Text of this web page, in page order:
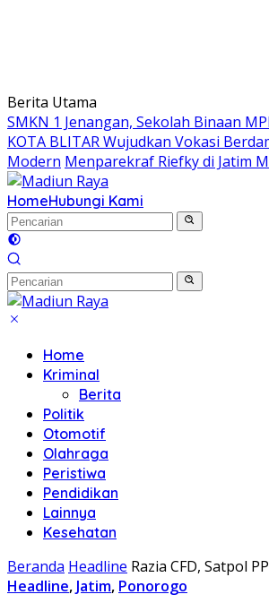
Berita Utama
SMKN 1 Jenangan, Sekolah Binaan
KOTA BLITAR Wujudkan Vokasi
Modern Menparekraf Riefky di Jatim
HomeHubungi Kami
Home
Kriminal
Berita
Politik
Otomotif
Olahraga
Peristiwa
Pendidikan
Lainnya
Kesehatan
Beranda Headline Razia CFD, Satpol
Headline, Jatim, Ponorogo